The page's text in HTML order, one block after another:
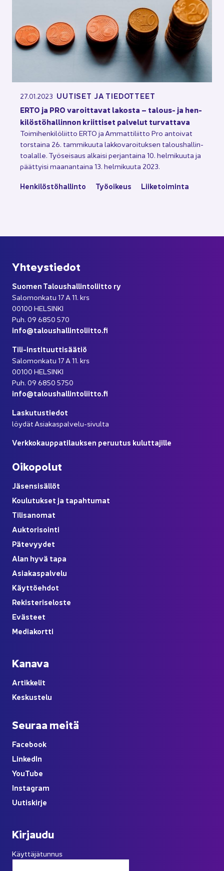
27.01.2023 UU­TI­SET JA TIE­DOT­TEET
ERTO ja PRO va­roit­ta­vat la­kos­ta – talous-​ ja hen­
ki­lös­tö­hal­lin­non kriit­ti­set pal­ve­lut tur­vat­ta­va
Toi­mi­hen­ki­lö­liit­to ERTO ja Am­mat­ti­liit­to Pro an­toi­vat
tors­tai­na 26. tam­mi­kuu­ta lak­ko­va­roi­tuk­sen ta­lous­hal­lin­
toa­lal­le. Työ­sei­saus al­kai­si per­jan­tai­na 10. hel­mi­kuu­ta ja
päät­tyi­si maa­nan­tai­na 13. hel­mi­kuu­ta 2023.
Hen­ki­lös­tö­hal­lin­to Työ­oi­keus Lii­ke­toi­min­ta
Yh­teys­tie­dot
Suo­men Ta­lous­hal­lin­to­liit­to ry
Sa­lo­mon­ka­tu 17 A 11. krs
00100 HEL­SIN­KI
Puh. 09 6850 570
info@ta­lous­hal­lin­to­liit­to.fi
Tili-​instituuttisäätiö
Sa­lo­mon­ka­tu 17 A 11. krs
00100 HEL­SIN­KI
Puh. 09 6850 5750
info@ta­lous­hal­lin­to­liit­to.fi
Las­ku­tus­tie­dot
löy­dät Asiakaspalvelu-​sivulta
Verk­ko­kaup­pa­ti­lauk­sen pe­ruu­tus ku­lut­ta­jil­le
Oi­ko­po­lut
Jä­sen­si­säl­löt
Kou­lu­tuk­set ja ta­pah­tu­mat
Ti­li­sa­no­mat
Auk­to­ri­soin­ti
Pä­te­vyy­det
Alan hyvä tapa
Asia­kas­pal­ve­lu
Käyt­tö­eh­dot
Re­kis­te­ri­se­los­te
Eväs­teet
Me­dia­kort­ti
Ka­na­va
Ar­tik­ke­lit
Kes­kus­te­lu
Seu­raa meitä
Face­book
Lin­ke­dIn
YouTube
Ins­ta­gram
Uu­tis­kir­je
Kir­jau­du
Käyttäjätunnus